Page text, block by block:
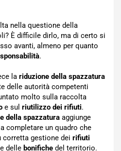
nella questione della
È difficile dirlo, ma di certo si
avanti, almeno per quanto
.
la riduzione della spazzatura
delle autorità competenti
molto sulla raccolta
e sul riutilizzo dei rifiuti.
della spazzatura aggiunge
completare un quadro che
corretta gestione dei rifiuti
e delle bonifiche del territorio.